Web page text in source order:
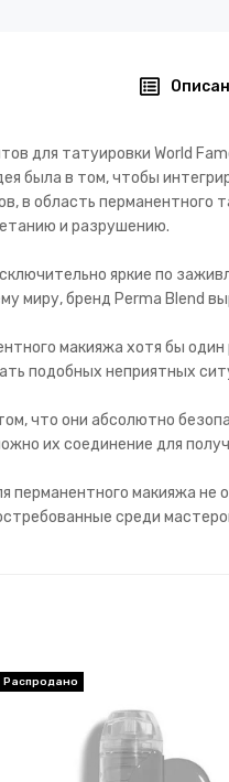
для татуировки World
была в том, чтобы
в область
и разрушению.
яркие по
миру, бренд Perma Blend
макияжа хотя бы
подобных неприятных
что они абсолютно
их соединение для
перманентного макияжа
среди